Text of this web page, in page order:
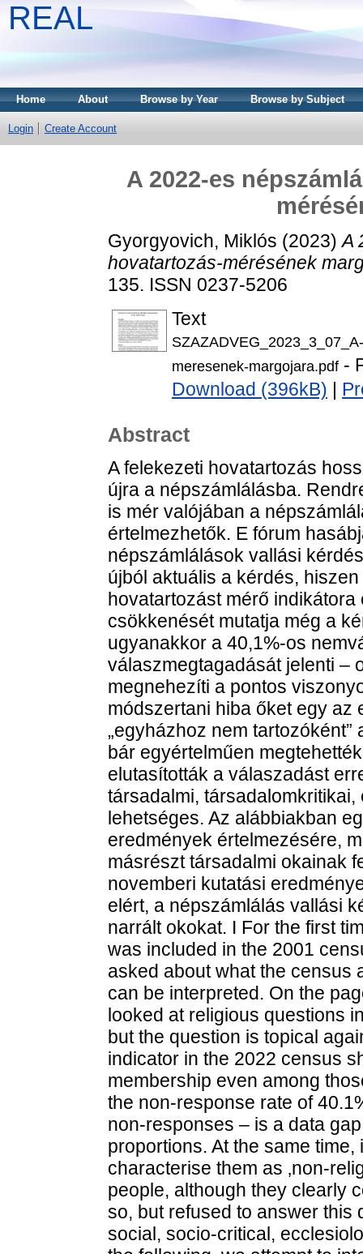
REAL
Home About Browse by Year Browse by Subject
Login Create Account
A 2022-es
Gyorgyovich, Miklós (2023)A
hovatartozás-mérésének
135. ISSN 0237-5206
Text
meresenek-margojara.pdf -
Download (396kB)
Abstract
A felekezeti hovatartozás
újra a népszámlálásba.
is mér valójában a
értelmezhetők. E fórum
népszámlálások vallási
újból aktuális a kérdés,
hovatartozást mérő
csökkenését mutatja még a
ugyanakkor a 40,1%-os
válaszmegtagadását jelenti –
megnehezíti a pontos
módszertani hiba őket egy az
„egyházhoz nem
bár egyértelműen
elutasították a válaszadást
társadalmi,
lehetséges. Az alábbiakban
eredmények értelmezésére,
másrészt társadalmi okainak
novemberi kutatási
elért, a népszámlálás vallási
narrált okokat. I For the first
was included in the 2001
asked about what the census
can be interpreted. On the
looked at religious questions
but the question is topical
indicator in the 2022 census
membership even among
the non-response rate of
non-responses – is a data
proportions. At the same
characterise them as ‚non-
people, although they clearly
so, but refused to answer this
social, socio-critical,